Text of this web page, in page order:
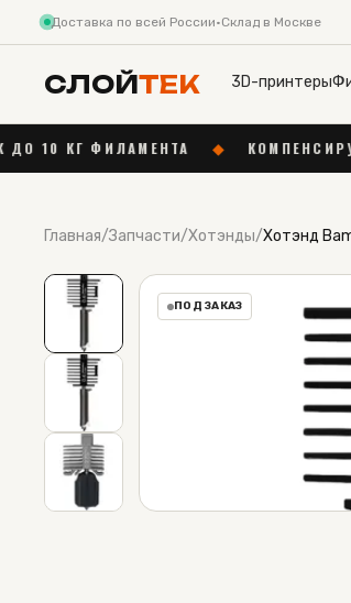
Доставка по всей России·Склад в Москве
СЛОЙТЕК 3D-принтеры
◆ КОМПЕНСИРУЕМ ДОСТАВКУ
Главная/Запчасти/Хотэнды/Хотэнд
ПОД ЗАКАЗ